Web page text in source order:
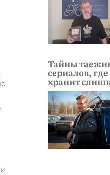
Тайны
сериалов,
хранит